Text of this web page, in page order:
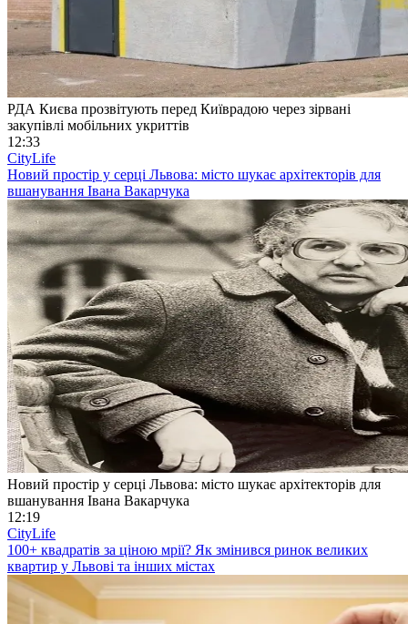
РДА Києва прозвітують перед Київрадою через зірвані
закупівлі мобільних укриттів
12:33
CityLife
Новий простір у серці Львова: місто шукає архітекторів для
вшанування Івана Вакарчука
Новий простір у серці Львова: місто шукає архітекторів для
вшанування Івана Вакарчука
12:19
CityLife
100+ квадратів за ціною мрії? Як змінився ринок великих
квартир у Львові та інших містах